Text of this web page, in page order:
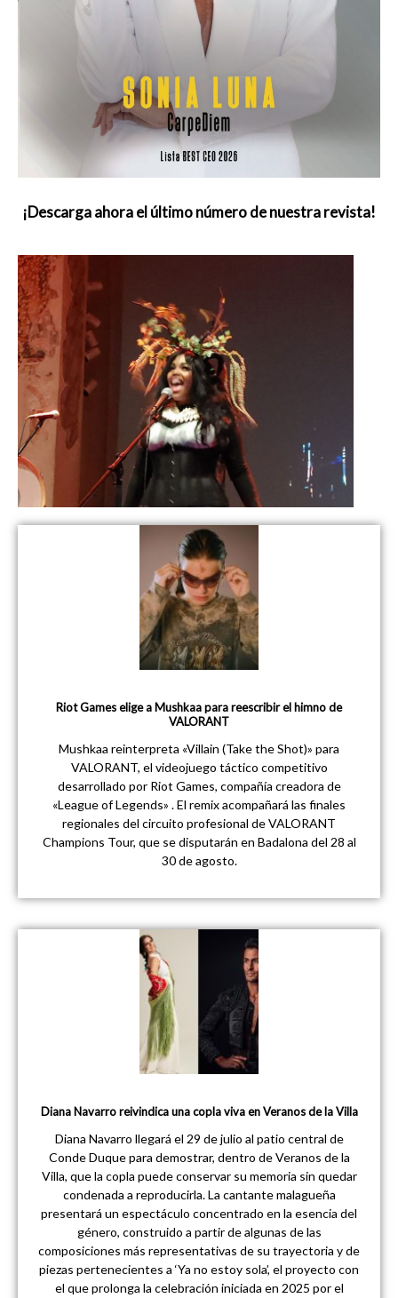
¡Descarga ahora el último número de nuestra revista!
Riot Games elige a Mushkaa para reescribir el himno de
VALORANT
Mushkaa reinterpreta «Villain (Take the Shot)» para
VALORANT, el videojuego táctico competitivo
desarrollado por Riot Games, compañía creadora de
«League of Legends» . El remix acompañará las finales
regionales del circuito profesional de VALORANT
Champions Tour, que se disputarán en Badalona del 28 al
30 de agosto.
Diana Navarro reivindica una copla viva en Veranos de la Villa
Diana Navarro llegará el 29 de julio al patio central de
Conde Duque para demostrar, dentro de Veranos de la
Villa, que la copla puede conservar su memoria sin quedar
condenada a reproducirla. La cantante malagueña
presentará un espectáculo concentrado en la esencia del
género, construido a partir de algunas de las
composiciones más representativas de su trayectoria y de
piezas pertenecientes a ‘Ya no estoy sola’, el proyecto con
el que prolonga la celebración iniciada en 2025 por el